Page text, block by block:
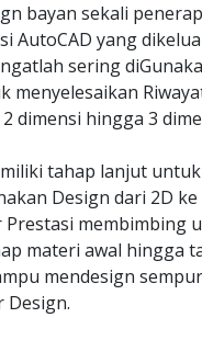
bayan sekali
AutoCAD yang
sering
menyelesaikan
dimensi hingga 3
tahap lanjut untuk
Design dari 2D ke
Prestasi membimbing
materi awal hingga
mendesign
Design.